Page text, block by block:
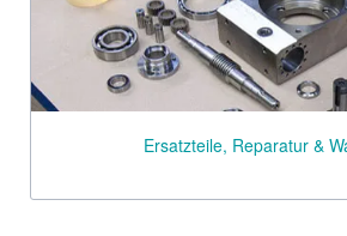
Ersatzteile, Reparatur &